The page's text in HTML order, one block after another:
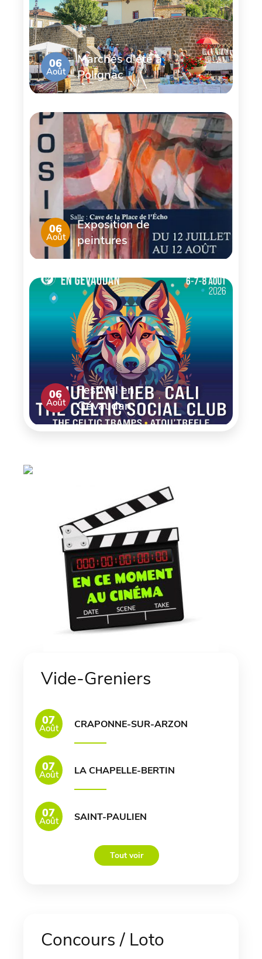
06
Août
Marchés d'été à
Polignac
06
Août
Exposition de
peintures
06
Août
Festival en
Gévaudan
Vide-Greniers
07
Août CRAPONNE-SUR-ARZON
07
Août LA CHAPELLE-BERTIN
07
Août SAINT-PAULIEN
Tout voir
Concours / Loto